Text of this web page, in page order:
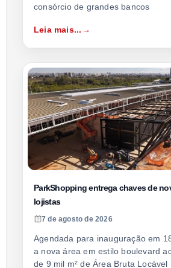
consórcio de grandes bancos
Leia mais...
ParkShopping entrega chaves de
lojistas
7 de agosto de 2026
Agendada para inauguração em
a nova área em estilo boulevard
de 9 mil m² de Área Bruta Locável